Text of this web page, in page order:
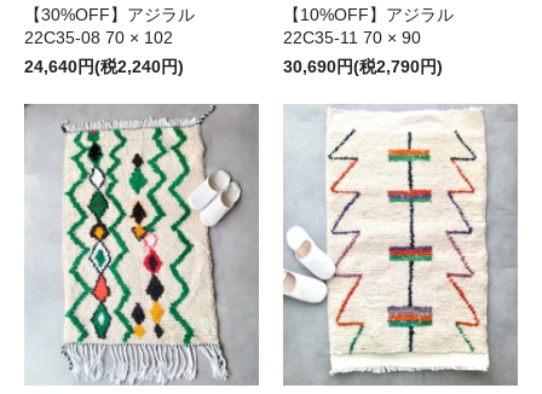
【30%OFF】アジラル
22C35-08 70 × 102
24,640円(税2,240円)
【10%OFF】アジラル
22C35-11 70 × 90
30,690円(税2,790円)